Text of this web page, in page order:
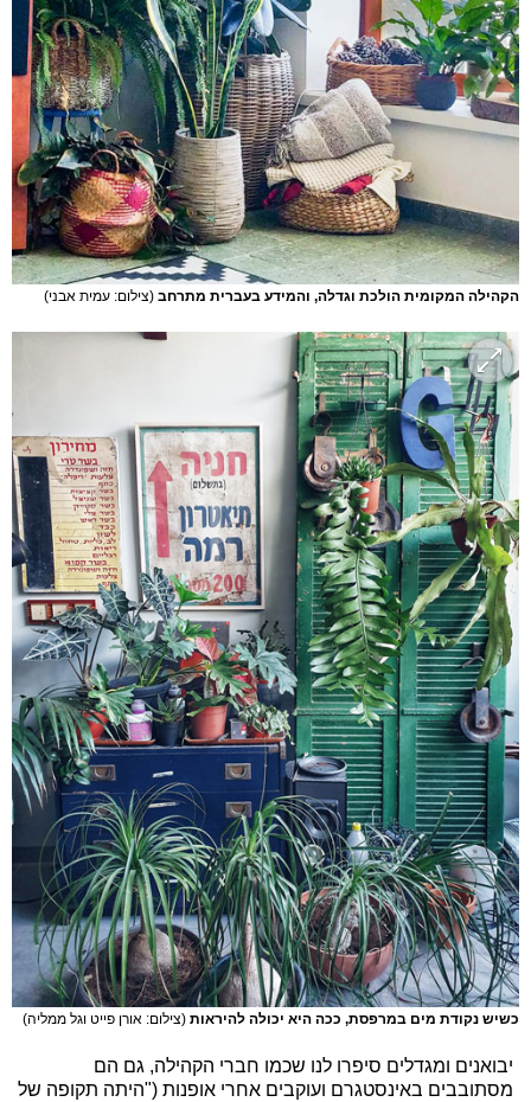
הקהילה המקומית הולכת וגדלה, והמידע בעברית מתרחב (צילום: עמית אבני)
כשיש נקודת מים במרפסת, ככה היא יכולה להיראות (צילום: אורן פייט וגל ממליה)
יבואנים ומגדלים סיפרו לנו שכמו חברי הקהילה, גם הם
מסתובבים באינסטגרם ועוקבים אחרי אופנות ("היתה תקופה של